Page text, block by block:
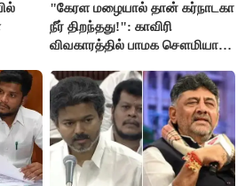
"கேரள மழையால் தான் கர்நாடகா
நீர் திறந்தது!": காவிரி
விவகாரத்தில் பாமக சௌமியா